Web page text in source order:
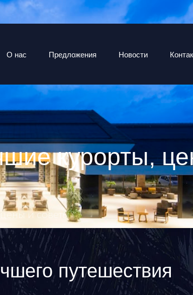
О нас Предложения Новости
курорты,
и советы
путешествия